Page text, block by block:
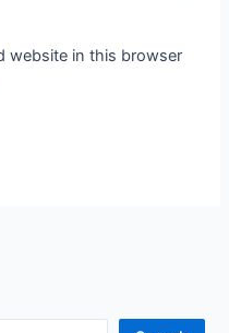
website in this browser